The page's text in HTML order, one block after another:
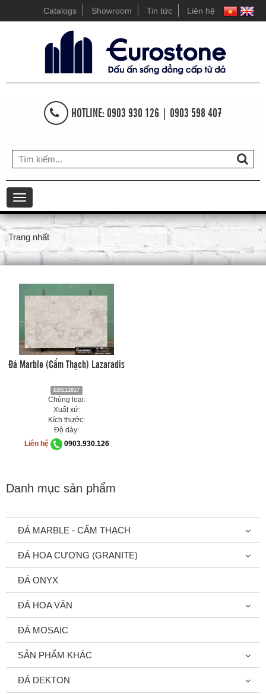
Catalogs Showroom Tin tức Liên hệ
HOTLINE: 0903 930 126 | 0903 598 407
Toggle
navigation
Trang nhất
Đá Marble (Cẩm Thạch) Lazaradis
EBE11017
Chủng loại:
Xuất xứ:
Kích thước:
Độ dày:
Liên hệ
0903.930.126
Danh mục sản phẩm
ĐÁ MARBLE - CẨM THẠCH
ĐÁ HOA CƯƠNG (GRANITE)
ĐÁ ONYX
ĐÁ HOA VĂN
ĐÁ MOSAIC
SẢN PHẨM KHÁC
ĐÁ DEKTON